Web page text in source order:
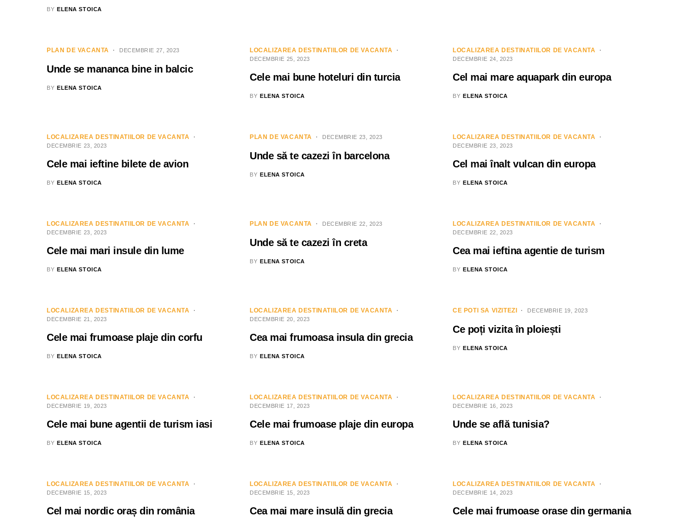
BY ELENA STOICA
PLAN DE VACANTA DECEMBRIE 27, 2023
Unde se mananca bine in balcic
BY ELENA STOICA
LOCALIZAREA DESTINATIILOR DE VACANTA
DECEMBRIE 25, 2023
Cele mai bune hoteluri din turcia
BY ELENA STOICA
LOCALIZAREA DESTINATIILOR DE VACANTA
DECEMBRIE 24, 2023
Cel mai mare aquapark din europa
BY ELENA STOICA
LOCALIZAREA DESTINATIILOR DE VACANTA
DECEMBRIE 23, 2023
Cele mai ieftine bilete de avion
BY ELENA STOICA
PLAN DE VACANTA DECEMBRIE 23, 2023
Unde să te cazezi în barcelona
BY ELENA STOICA
LOCALIZAREA DESTINATIILOR DE VACANTA
DECEMBRIE 23, 2023
Cel mai înalt vulcan din europa
BY ELENA STOICA
LOCALIZAREA DESTINATIILOR DE VACANTA
DECEMBRIE 23, 2023
Cele mai mari insule din lume
BY ELENA STOICA
PLAN DE VACANTA DECEMBRIE 22, 2023
Unde să te cazezi în creta
BY ELENA STOICA
LOCALIZAREA DESTINATIILOR DE VACANTA
DECEMBRIE 22, 2023
Cea mai ieftina agentie de turism
BY ELENA STOICA
LOCALIZAREA DESTINATIILOR DE VACANTA
DECEMBRIE 21, 2023
Cele mai frumoase plaje din corfu
BY ELENA STOICA
LOCALIZAREA DESTINATIILOR DE VACANTA
DECEMBRIE 20, 2023
Cea mai frumoasa insula din grecia
BY ELENA STOICA
CE POTI SA VIZITEZI DECEMBRIE 19, 2023
Ce poți vizita în ploiești
BY ELENA STOICA
LOCALIZAREA DESTINATIILOR DE VACANTA
DECEMBRIE 19, 2023
Cele mai bune agentii de turism iasi
BY ELENA STOICA
LOCALIZAREA DESTINATIILOR DE VACANTA
DECEMBRIE 17, 2023
Cele mai frumoase plaje din europa
BY ELENA STOICA
LOCALIZAREA DESTINATIILOR DE VACANTA
DECEMBRIE 16, 2023
Unde se află tunisia?
BY ELENA STOICA
LOCALIZAREA DESTINATIILOR DE VACANTA
DECEMBRIE 15, 2023
Cel mai nordic oraș din românia
LOCALIZAREA DESTINATIILOR DE VACANTA
DECEMBRIE 15, 2023
Cea mai mare insulă din grecia
LOCALIZAREA DESTINATIILOR DE VACANTA
DECEMBRIE 14, 2023
Cele mai frumoase orase din germania